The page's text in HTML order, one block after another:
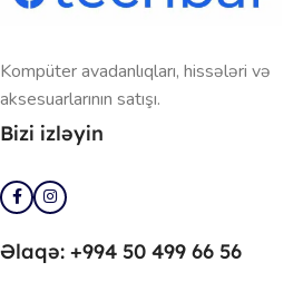
Kompüter avadanlıqları, hissələri və
aksesuarlarının satışı.
Bizi izləyin
Əlaqə: +994 50 499 66 56